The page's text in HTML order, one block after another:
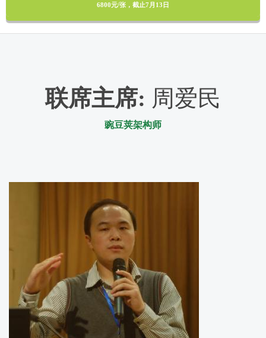
6800元/张，截止7月13日
联席主席: 周爱民
豌豆荚架构师